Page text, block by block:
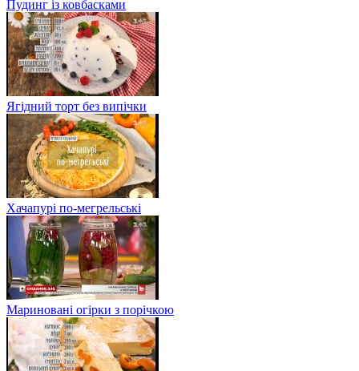
Пудинг із ковбасками
Ягідний торт без випічки
Хачапурі по-мегрельські
Мариновані огірки з порічкою